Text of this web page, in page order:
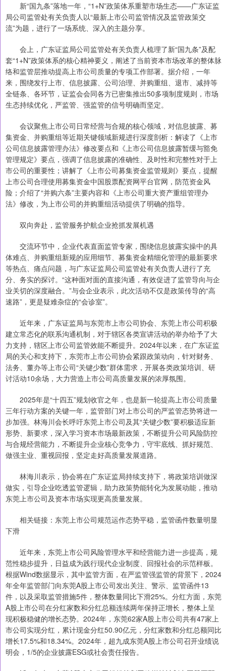
新“国九条”落地一年，“1+N”政策体系重塑市场生态——广东证监
局公司监管处有关负责人以“最新上市公司监管情况及监管政策交
流”为题，进行了一场系统、深入的主题分享。
会上，广东证监局公司监管处有关负责人梳理了新“国九条”及配
套“1+N”政策体系的核心精神要义，阐述了当前资本市场改革的整体脉
络和监管层推动提高上市公司质量的专项工作部署。据介绍，一年
来，围绕发行上市、信息披露、公司治理、并购重组、退市、减持等
全链条、各环节，证监会会同各方已密集推出50多项制度规则，市场
生态持续优化，严监管、强监管的信号明确而坚定。
会议聚焦上市公司日常经营与合规的核心领域，对信息披露、募
集资金、并购重组等近期关键领域新规进行深度剖析：解读了《上市
公司信息披露管理办法》修改要点和《上市公司信息披露暂缓与豁免
管理规定》要点，强调了信息披露的准确性、及时性和完整性对于上
市公司的重要性；讲解了《上市公司募集资金监管规则》要点，提醒
上市公司合理使用募集资金中国股票配资网平台官网，防范资金风
险；介绍了“并购六条”主要内容和《上市公司重大资产重组管理办
法》修改，为上市公司的并购重组活动提供了明确的指导。
双向奔赴，监管服务护航企业抢抓发展机遇
交流环节中，企业代表直面监管专家，围绕信息披露实操中的具
体难点、并购重组新规的应用细节、募集资金精细化管理的最新要求
等热点、痛点问题，与广东证监局公司监管处有关负责人进行了充
分、务实的探讨。“这种面对面的直接沟通，有效促进了监管导向与企
业关切的深度融合。”与会企业表示，此次活动不仅是政策传导的“高
速路”，更是疑难杂症的“会诊室”。
近年来，广东证监局与东莞市上市公司协会、东莞上市公司积极
建立常态化的联系沟通机制，对于辖区各类宣讲活动的举办给予了大
力支持，辖区上市公司监管效能不断提升。2024年以来，在广东证监
局的关心和支持下，东莞市上市公司协会紧跟政策动向，针对财务、
法务、董办等上市公司“关键少数”群体需求，开展各类政策培训、研
讨活动10余场，大力营造上市公司高质量发展的浓厚氛围。
2025年是“十四五”规划收官之年，也是新一轮提高上市公司质量
三年行动方案的关键一年，监管部门对上市公司的严监管态势将进一
步加强。林海川会长呼吁东莞上市公司及其“关键少数”要积极适应新
形势、新要求，深入学习资本市场最新政策，不断提升公司风险防控
与合规经营能力，不断提升企业核心竞争力，守牢底线、抓好规范、
做强主业、重视回报，坚定走好高质量发展道路。
林海川表示，协会将在广东证监局持续支持下，将政策培训做深
做实，引导企业吃透监管逻辑，助力政策势能转化为发展动能，推动
东莞上市公司及资本市场实现更高质量发展。
相关链接：东莞上市公司规范运作态势平稳，监管函件数量明显
下滑
近年来，东莞上市公司风险管理水平和经营能力进一步提高，规
范性稳步提升，日益成为践行现代企业制度、回报社会的示范样板。
根据Wind数据显示，其中监管方面，在严监管强监管的背景下，2024
年全年监管部门向东莞A股上市公司发出关注、警示、监管函件13
件，以及采取监管措施5件，整体数量同比下滑25%。分红方面，东莞
A股上市公司在分红家数和分红总额连续两年保持正增长，整体上呈
现积极稳健的增长态势。2024年，东莞62家A股上市公司共有47家上
市公司实现分红，累计现金分红50.90亿元，分红家数和分红总额同比
增长17.5%和18.34%。2024年，超九成东莞A股上市公司召开业绩说
明会，1/5的企业披露ESG或社会责任报告。